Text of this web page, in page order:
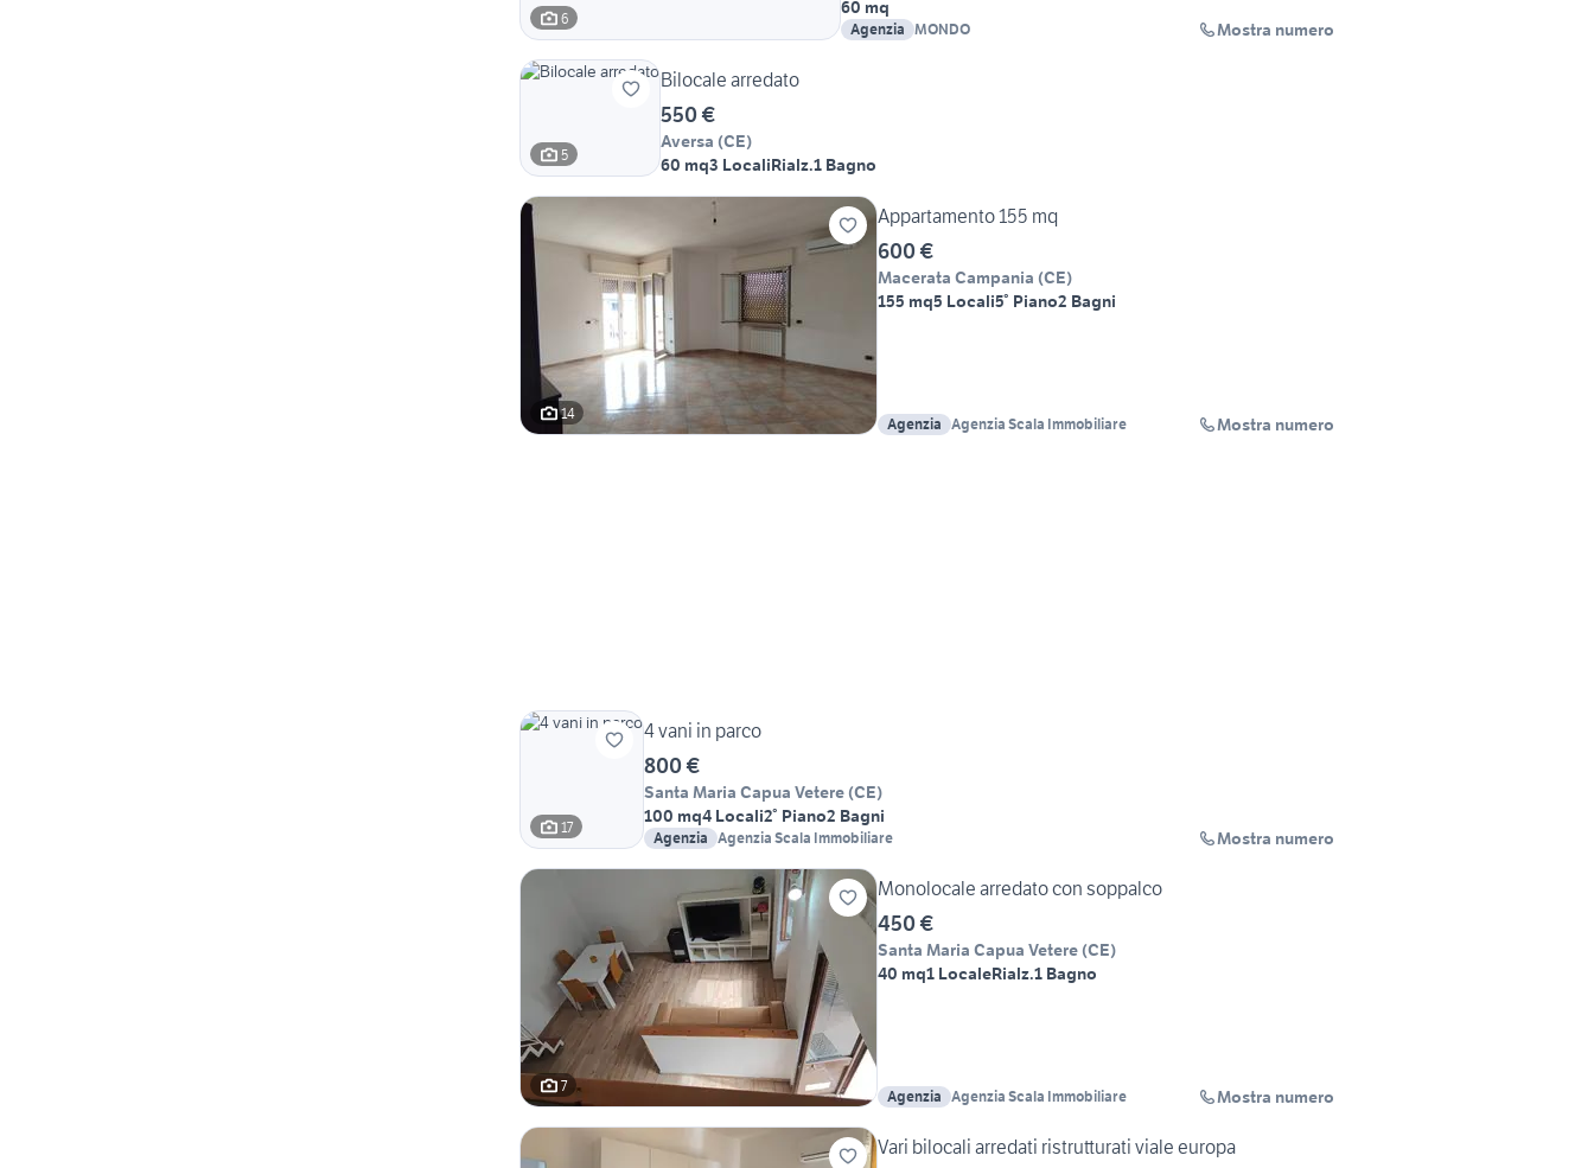
6
60 mq
Agenzia MONDO Mostra numero
5
Bilocale arredato
550 €
Aversa (CE)
60 mq3 LocaliRialz.1 Bagno
14
Appartamento 155 mq
600 €
Macerata Campania (CE)
155 mq5 Locali5° Piano2 Bagni
Agenzia Agenzia Scala Immobiliare Mostra numero
17
4 vani in parco
800 €
Santa Maria Capua Vetere (CE)
100 mq4 Locali2° Piano2 Bagni
Agenzia Agenzia Scala Immobiliare Mostra numero
7
Monolocale arredato con soppalco
450 €
Santa Maria Capua Vetere (CE)
40 mq1 LocaleRialz.1 Bagno
Agenzia Agenzia Scala Immobiliare Mostra numero
Vari bilocali arredati ristrutturati viale europa